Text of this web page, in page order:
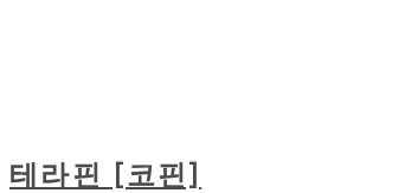
테라핀 [코핀]